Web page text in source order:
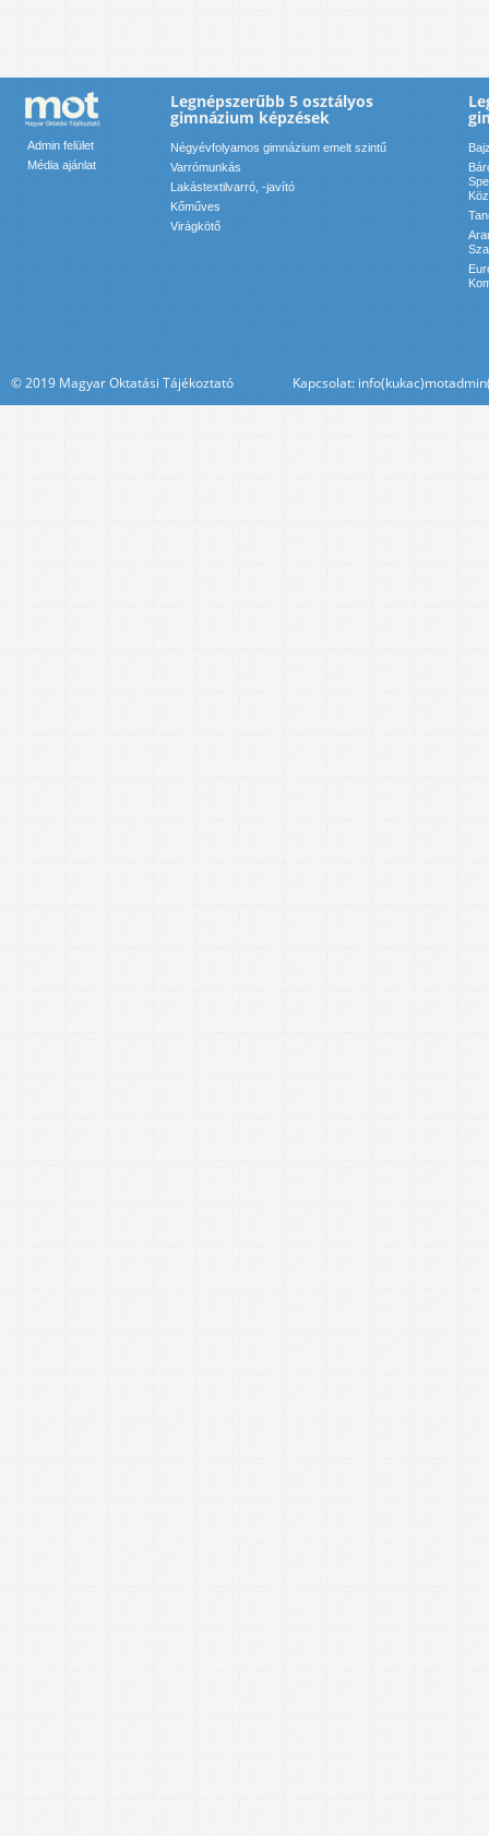
Admin felület
Média ajánlat
Legnépszerűbb 5 osztályos
gimnázium képzések
Négyévfolyamos gimnázium emelt szintű
Varrómunkás
Lakástextilvarró, -javító
Kőműves
Virágkötő
© 2019 Magyar Oktatási Tájékoztató Kapcsolat: